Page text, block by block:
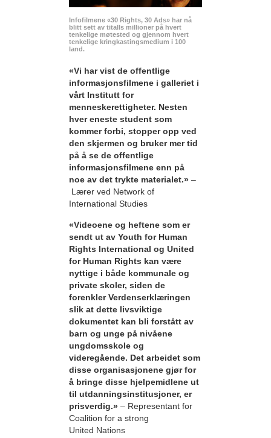
Infofilmene «30 Rights, 30 Ads» har nå
blitt sett av titalls millioner på hvert
tenkelige møtested og gjennom hvert
tenkelige kringkastingsmedium i 100
land.
«Vi har vist de offentlige
informasjonsfilmene i galleriet i
vårt Institutt for
menneskerettigheter. Nesten
hver eneste student som
kommer forbi, stopper opp ved
den skjermen og bruker mer tid
på å se de offentlige
informasjonsfilmene enn på
noe av det trykte materialet.» –
Lærer ved Network of
International Studies
«Videoene og heftene som er
sendt ut av Youth for Human
Rights International og United
for Human Rights kan være
nyttige i både kommunale og
private skoler, siden de
forenkler Verdenserklæringen
slik at dette livsviktige
dokumentet kan bli forstått av
barn og unge på nivåene
ungdomsskole og
videregående. Det arbeidet som
disse organisasjonene gjør for
å bringe disse hjelpemidlene ut
til utdanningsinstitusjoner, er
prisverdig.» – Representant for
Coalition for a strong
United Nations